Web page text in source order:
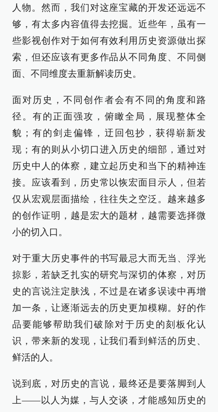
人物。然而，我们对这座宝藏的开发还远远不
够，有太多内容值得去挖掘。近些年，虽有一
些影视创作对于如何有效利用历史资源做出探
索，但还应该有更多作品从不同角度、不同侧
面、不同维度去重新解读历史。
面对历史，不同创作者会有不同的角度和路
径。有的正面强攻，俯瞰全局，展现整体全
貌；有的剑走偏锋，迂回包抄，获得崭新发
现；有的则从小切口进入历史的细部，通过对
历史中人的体察，建立起历史和当下的精神连
接。应该看到，历史常以恢宏面目示人，但若
仅从宏观层面描绘，往往失之空泛。越来越多
的创作证明，越是宏大的题材，越需要选择微
小的切入口。
对于重大历史事件的书写最忌大而无当、浮光
掠影，若缺乏扎实的研究与深切的体察，对历
史的言说注定肤浅，不过是在诸多误读中再增
加一条，让逐渐远去的历史更加模糊。好的作
品要能够帮助我们破除对于历史的刻板化认
识，带来新的发现，让我们看到鲜活的历史、
鲜活的人。
说到底，对历史的言说，最终还是要落脚到人
上——以人为媒，与人交谈，才能感知历史的